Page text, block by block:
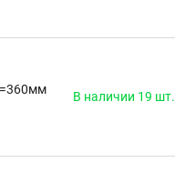
В наличии 19 шт.